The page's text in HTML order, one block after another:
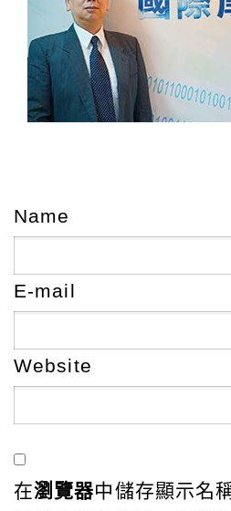
Name
E-mail
Website
在瀏覽器中儲存顯示名